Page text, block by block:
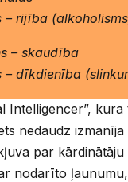
– rijība
– skaudība
dīkdienība
Intelligencer”,
nedaudz
par kārdinātāju
nodarīto